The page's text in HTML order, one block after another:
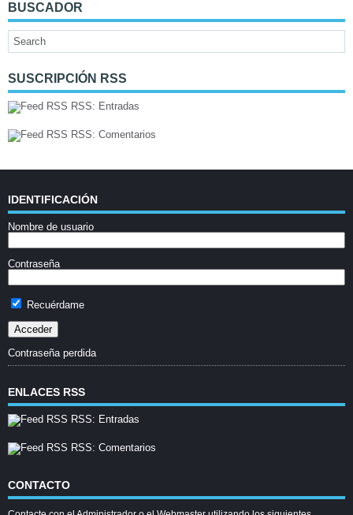
BUSCADOR
SUSCRIPCIÓN RSS
RSS: Entradas
RSS: Comentarios
IDENTIFICACIÓN
Nombre de usuario
Contraseña
Recuérdame
Contraseña perdida
ENLACES RSS
RSS: Entradas
RSS: Comentarios
CONTACTO